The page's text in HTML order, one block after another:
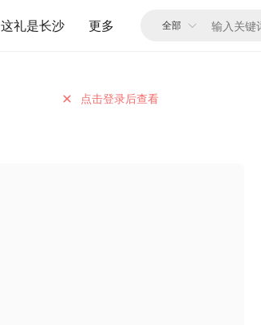
这礼是长沙 更多
点击登录后查看